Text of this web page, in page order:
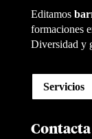
Editamos
formaciones
Diversidad y
Servicios